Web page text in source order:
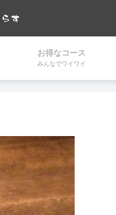
お得なコース
みんなでワイワイ